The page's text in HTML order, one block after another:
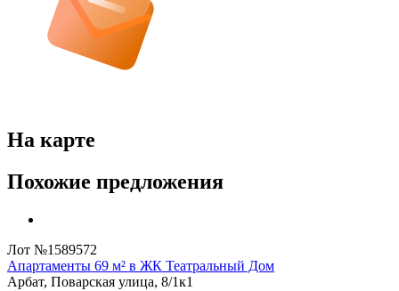
На карте
Похожие предложения
Лот №1589572
Апартаменты 69 м² в ЖК Театральный Дом
Арбат, Поварская улица, 8/1к1